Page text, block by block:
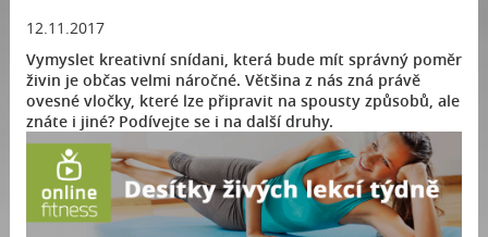
12.11.2017
Vymyslet kreativní snídani, která bude mít správný poměr
živin je občas velmi náročné. Většina z nás zná právě
ovesné vločky, které lze připravit na spousty způsobů, ale
znáte i jiné? Podívejte se i na další druhy.